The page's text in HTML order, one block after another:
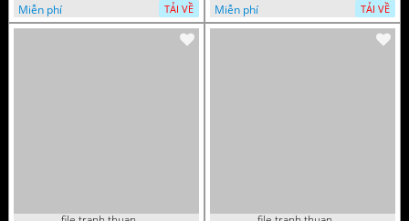
Miễn phí
TẢI VỀ
Miễn phí
TẢI VỀ